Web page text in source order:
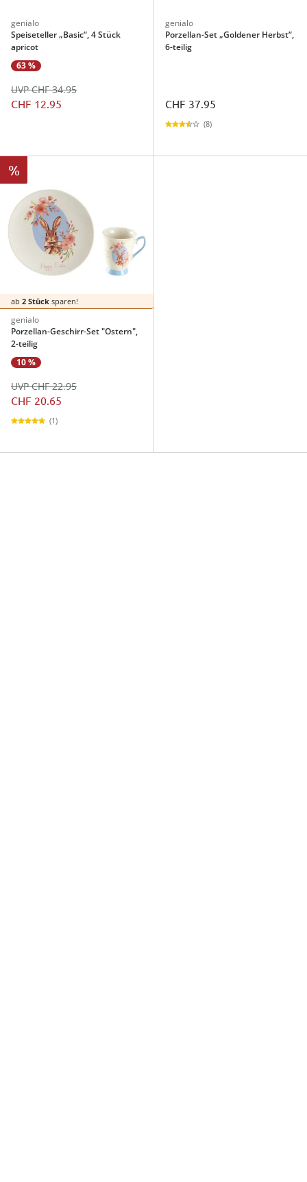
genialo
Speiseteller „Basic“, 4 Stück
apricot
63 %
CHF 12.95
UVP CHF 34.95
genialo
Porzellan-Set „Goldener Herbst“,
6-teilig
CHF 37.95
(8)
%
ab 2 Stück sparen!
genialo
Porzellan-Geschirr-Set "Ostern",
2-teilig
10 %
CHF 20.65
UVP CHF 22.95
(1)